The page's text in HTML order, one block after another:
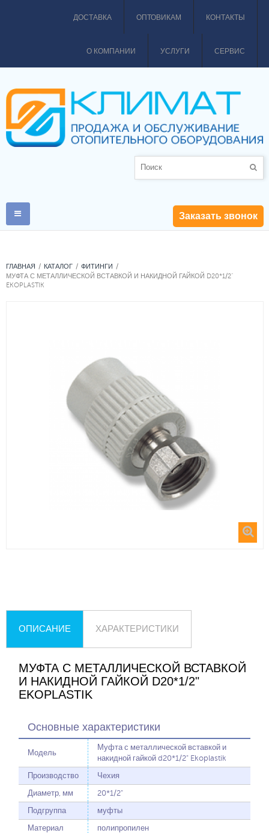
КОНТАКТЫ
ОПТОВИКАМ
ДОСТАВКА
СЕРВИС
УСЛУГИ
О КОМПАНИИ
Заказать звонок
ГЛАВНАЯ КАТАЛОГ
ФИТИНГИ
МУФТА С МЕТАЛЛИЧЕСКОЙ ВСТАВКОЙ И НАКИДНОЙ ГАЙКОЙ D20*1/2"
EKOPLASTIK
ОПИСАНИЕ ХАРАКТЕРИСТИКИ
МУФТА С МЕТАЛЛИЧЕСКОЙ ВСТАВКОЙ
И НАКИДНОЙ ГАЙКОЙ D20*1/2"
EKOPLASTIK
Основные характеристики
Модель
Муфта с металлической вставкой и
накидной гайкой d20*1/2" Ekoplastik
Производство Чехия
Диаметр, мм 20*1/2"
Подгруппа муфты
Материал полипропилен